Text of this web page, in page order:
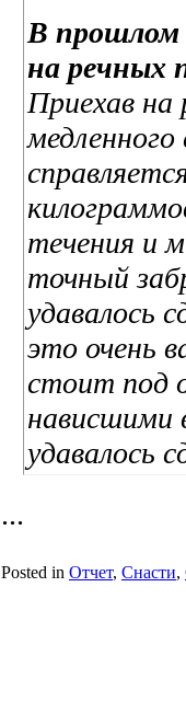
В прошлом
на речных
Приехав на
течения и
точный
удавалось
это очень
стоит под
нависшими
удавалось
...
Posted in Отчет, Снасти,